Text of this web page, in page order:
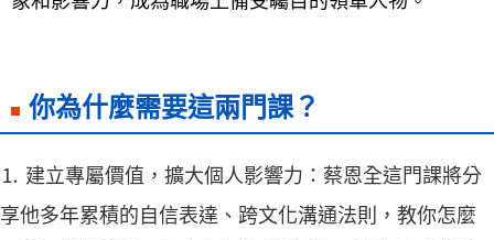
你為什麼需要這兩門課？
⒈ 建立專屬價值，擴大個人影響力：蔡恩全這門課將分
享他多年累積的自信表達、跨文化溝通法則，教你怎麼